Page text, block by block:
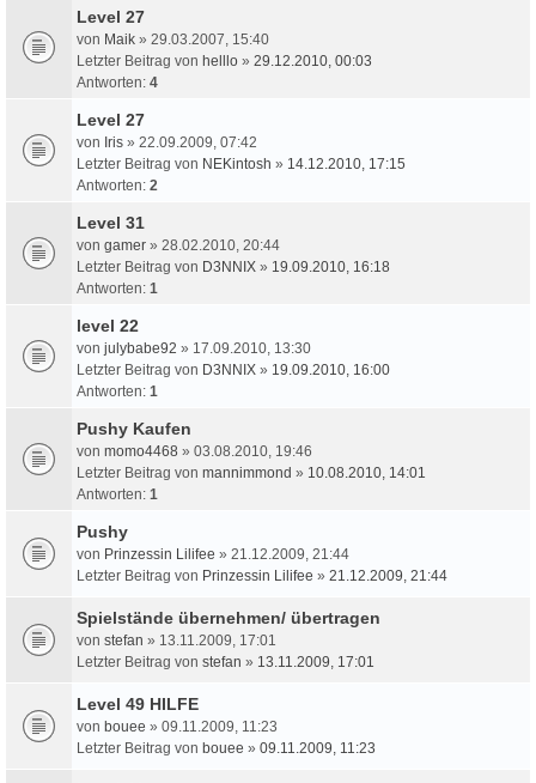
Level 27
von Maik » 29.03.2007, 15:40
Letzter Beitrag von helllo » 29.12.2010, 00:03
Antworten: 4
Level 27
von Iris » 22.09.2009, 07:42
Letzter Beitrag von NEKintosh » 14.12.2010, 17:15
Antworten: 2
Level 31
von gamer » 28.02.2010, 20:44
Letzter Beitrag von D3NNIX » 19.09.2010, 16:18
Antworten: 1
level 22
von julybabe92 » 17.09.2010, 13:30
Letzter Beitrag von D3NNIX » 19.09.2010, 16:00
Antworten: 1
Pushy Kaufen
von momo4468 » 03.08.2010, 19:46
Letzter Beitrag von mannimmond » 10.08.2010, 14:01
Antworten: 1
Pushy
von Prinzessin Lilifee » 21.12.2009, 21:44
Letzter Beitrag von Prinzessin Lilifee » 21.12.2009, 21:44
Spielstände übernehmen/ übertragen
von stefan » 13.11.2009, 17:01
Letzter Beitrag von stefan » 13.11.2009, 17:01
Level 49 HILFE
von bouee » 09.11.2009, 11:23
Letzter Beitrag von bouee » 09.11.2009, 11:23